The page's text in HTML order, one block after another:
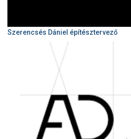
Szerencsés Dániel építésztervező